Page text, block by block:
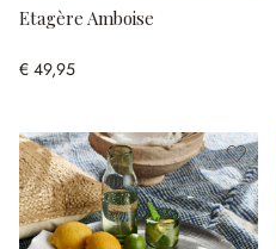
Etagère Amboise
€ 49,95